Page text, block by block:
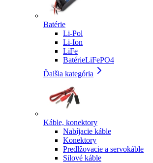
Batérie
Li-Pol
Li-Ion
LiFe
BatérieLiFePO4
Ďalšia kategória
Káble, konektory
Nabíjacie káble
Konektory
Predlžovacie a servokáble
Silové káble